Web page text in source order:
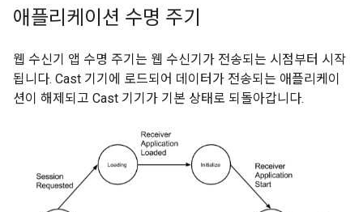
애플리케이션 수명 주기
웹 수신기 앱 수명 주기는 웹 수신기가 전송되는 시점부터 시작
됩니다. Cast 기기에 로드되어 데이터가 전송되는 애플리케이
션이 해제되고 Cast 기기가 기본 상태로 되돌아갑니다.